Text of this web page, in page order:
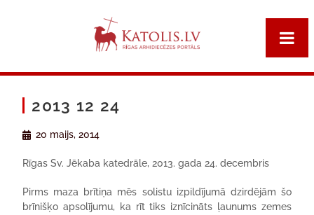
2013 12 24
20 maijs, 2014
Rīgas Sv. Jēkaba katedrāle, 2013. gada 24. decembris
Pirms maza brītiņa mēs solistu izpildījumā dzirdējām šo
brīnišķo apsolījumu, ka rīt tiks iznīcināts ļaunums zemes